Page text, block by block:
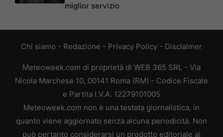
miglior servizio
Chi siamo - Redazione - Privacy Policy - Disclaimer
Meteoweek.com di proprietà di WEB 365 SRL - Via
Nicola Marchese 10, 00141 Roma (RM) - Codice Fiscale
e Partita I.V.A. 12279101005
Meteoweek.com non è una testata giornalistica, in
quanto viene aggiornato senza alcuna periodicità. Non
può pertanto considerarsi un prodotto editoriale ai